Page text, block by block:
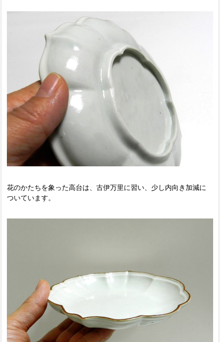
花のかたちを象った高台は、古伊万里に習い、少し内向き加減に
ついています。